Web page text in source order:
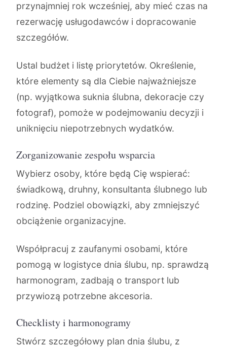
przynajmniej rok wcześniej, aby mieć czas na
rezerwację usługodawców i dopracowanie
szczegółów.
Ustal budżet i listę priorytetów. Określenie,
które elementy są dla Ciebie najważniejsze
(np. wyjątkowa suknia ślubna, dekoracje czy
fotograf), pomoże w podejmowaniu decyzji i
uniknięciu niepotrzebnych wydatków.
Zorganizowanie zespołu wsparcia
Wybierz osoby, które będą Cię wspierać:
świadkową, druhny, konsultanta ślubnego lub
rodzinę. Podziel obowiązki, aby zmniejszyć
obciążenie organizacyjne.
Współpracuj z zaufanymi osobami, które
pomogą w logistyce dnia ślubu, np. sprawdzą
harmonogram, zadbają o transport lub
przywiozą potrzebne akcesoria.
Checklisty i harmonogramy
Stwórz szczegółowy plan dnia ślubu, z